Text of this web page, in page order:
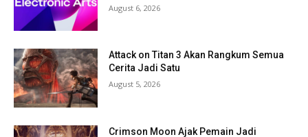
August 6, 2026
Attack on Titan 3 Akan Rangkum Semua
Cerita Jadi Satu
August 5, 2026
Crimson Moon Ajak Pemain Jadi